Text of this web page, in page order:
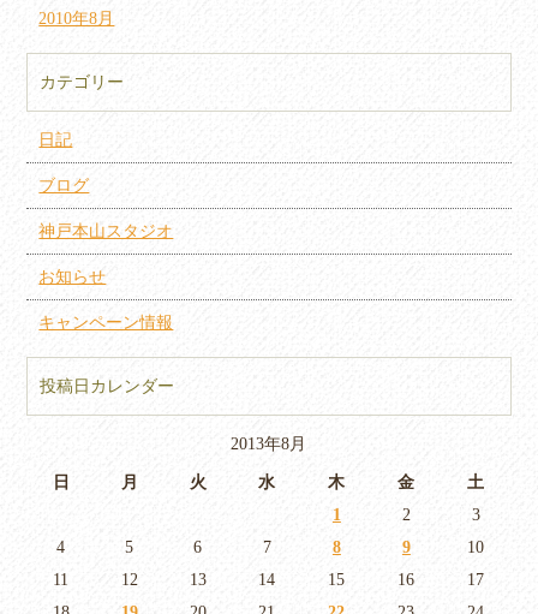
2010年8月
カテゴリー
日記
ブログ
神戸本山スタジオ
お知らせ
キャンペーン情報
投稿日カレンダー
2013年8月
日 月 火 水 木 金
土
1
2
3
4
5 6 7 8 9
10
11
12 13 14 15 16
17